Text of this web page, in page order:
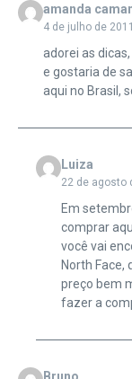
amanda
4 de julho de
adorei as
e gostaria de
aqui no Brasil,
Luiza
22 de agosto
Em
comprar
você vai
North Face,
preço bem
fazer a